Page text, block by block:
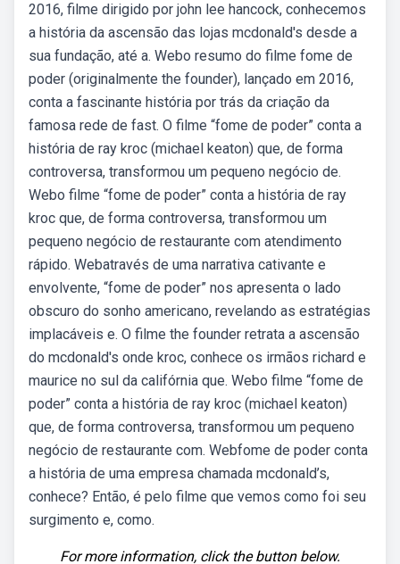
2016, filme dirigido por john lee hancock, conhecemos
a história da ascensão das lojas mcdonald's desde a
sua fundação, até a. Webo resumo do filme fome de
poder (originalmente the founder), lançado em 2016,
conta a fascinante história por trás da criação da
famosa rede de fast. O filme “fome de poder” conta a
história de ray kroc (michael keaton) que, de forma
controversa, transformou um pequeno negócio de.
Webo filme “fome de poder” conta a história de ray
kroc que, de forma controversa, transformou um
pequeno negócio de restaurante com atendimento
rápido. Webatravés de uma narrativa cativante e
envolvente, “fome de poder” nos apresenta o lado
obscuro do sonho americano, revelando as estratégias
implacáveis e. O filme the founder retrata a ascensão
do mcdonald's onde kroc, conhece os irmãos richard e
maurice no sul da califórnia que. Webo filme “fome de
poder” conta a história de ray kroc (michael keaton)
que, de forma controversa, transformou um pequeno
negócio de restaurante com. Webfome de poder conta
a história de uma empresa chamada mcdonald’s,
conhece? Então, é pelo filme que vemos como foi seu
surgimento e, como.
For more information, click the button below.